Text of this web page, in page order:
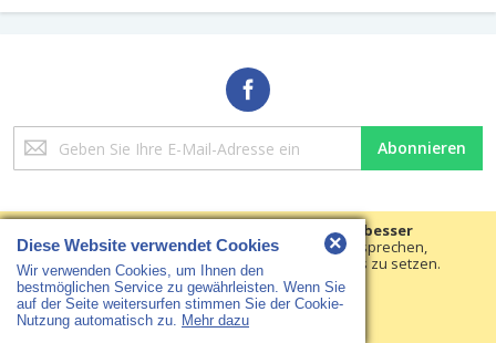
Wir verwenden Cookies, um Ihre Erfahrungen besser
machen. Um der neuen e-Privacy-Richtlinie zu entsprechen,
müssen wir um Ihre Zustimmung bitten, die Cookies zu setzen.
Erfahren Sie mehr.
Cookies setzen
Melden
Sie
unseren
Newsletter
an:
Abonnieren
Copyright © 2018 HS Arbeitsschutz · Alle Rechte vorbehalten
Diese Website verwendet Cookies
Wir verwenden Cookies, um Ihnen den
bestmöglichen Service zu gewährleisten. Wenn Sie
auf der Seite weitersurfen stimmen Sie der Cookie-
Nutzung automatisch zu. Mehr dazu
×